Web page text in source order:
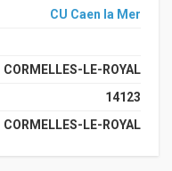
CU Caen la Mer
CORMELLES-LE-ROYAL
14123
CORMELLES-LE-ROYAL